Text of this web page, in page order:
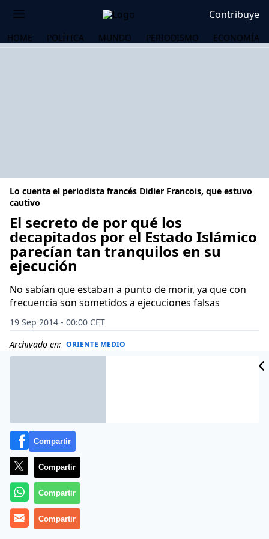
Contribuye
HOME POLÍTICA MUNDO PERIODISMO ECONOMÍA
Lo cuenta el periodista francés Didier Francois, que estuvo
cautivo
El secreto de por qué los
decapitados por el Estado Islámico
parecían tan tranquilos en su
ejecución
No sabían que estaban a punto de morir, ya que con
frecuencia son sometidos a ejecuciones falsas
19 Sep 2014 - 00:00 CET
Archivado en: ORIENTE MEDIO
Compartir
Compartir
Compartir
Compartir